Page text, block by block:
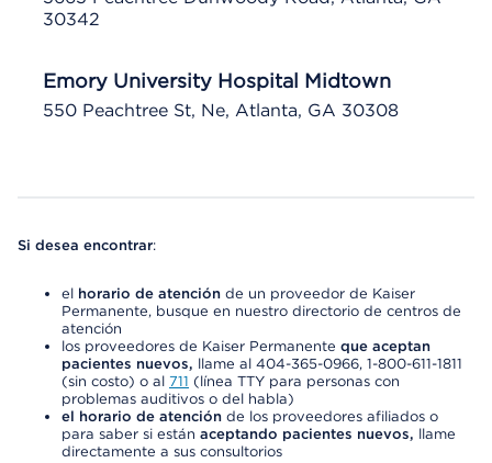
30342
Emory University Hospital Midtown
550 Peachtree St, Ne, Atlanta, GA 30308
Si desea encontrar:
el horario de atención de un proveedor de Kaiser
Permanente, busque en nuestro directorio de centros de
atención
los proveedores de Kaiser Permanente que aceptan
pacientes nuevos, llame al 404-365-0966, 1-800-611-1811
(sin costo) o al 711 (línea TTY para personas con
problemas auditivos o del habla)
el horario de atención de los proveedores afiliados o
para saber si están aceptando pacientes nuevos, llame
directamente a sus consultorios